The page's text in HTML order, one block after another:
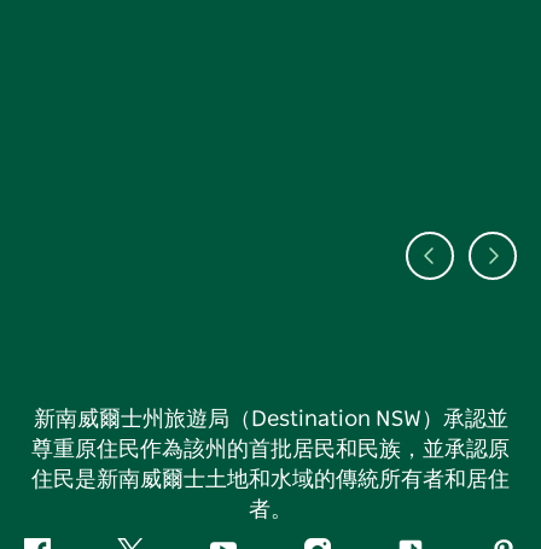
新南威爾士州旅遊局（Destination NSW）承認並
尊重原住民作為該州的首批居民和民族，並承認原
住民是新南威爾士土地和水域的傳統所有者和居住
者。